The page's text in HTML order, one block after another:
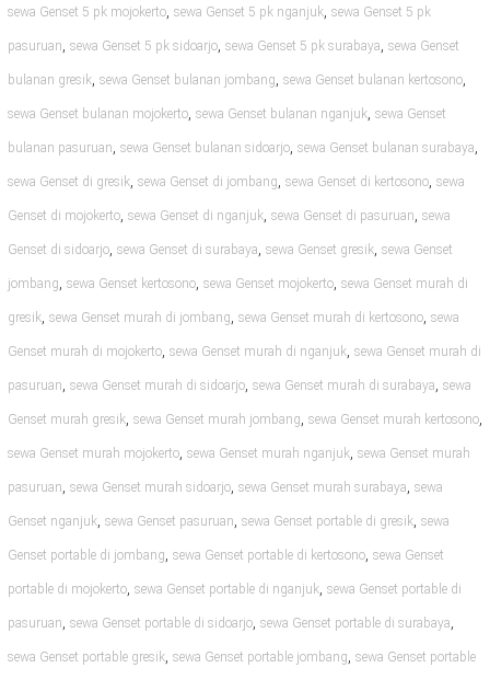
sewa Genset 5 pk mojokerto, sewa Genset 5 pk nganjuk, sewa Genset 5 pk
pasuruan, sewa Genset 5 pk sidoarjo, sewa Genset 5 pk surabaya, sewa Genset
bulanan gresik, sewa Genset bulanan jombang, sewa Genset bulanan kertosono,
sewa Genset bulanan mojokerto, sewa Genset bulanan nganjuk, sewa Genset
bulanan pasuruan, sewa Genset bulanan sidoarjo, sewa Genset bulanan surabaya,
sewa Genset di gresik, sewa Genset di jombang, sewa Genset di kertosono, sewa
Genset di mojokerto, sewa Genset di nganjuk, sewa Genset di pasuruan, sewa
Genset di sidoarjo, sewa Genset di surabaya, sewa Genset gresik, sewa Genset
jombang, sewa Genset kertosono, sewa Genset mojokerto, sewa Genset murah di
gresik, sewa Genset murah di jombang, sewa Genset murah di kertosono, sewa
Genset murah di mojokerto, sewa Genset murah di nganjuk, sewa Genset murah di
pasuruan, sewa Genset murah di sidoarjo, sewa Genset murah di surabaya, sewa
Genset murah gresik, sewa Genset murah jombang, sewa Genset murah kertosono,
sewa Genset murah mojokerto, sewa Genset murah nganjuk, sewa Genset murah
pasuruan, sewa Genset murah sidoarjo, sewa Genset murah surabaya, sewa
Genset nganjuk, sewa Genset pasuruan, sewa Genset portable di gresik, sewa
Genset portable di jombang, sewa Genset portable di kertosono, sewa Genset
portable di mojokerto, sewa Genset portable di nganjuk, sewa Genset portable di
pasuruan, sewa Genset portable di sidoarjo, sewa Genset portable di surabaya,
sewa Genset portable gresik, sewa Genset portable jombang, sewa Genset portable